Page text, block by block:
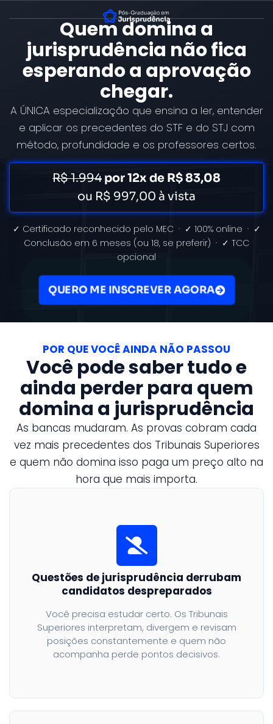
Quem domina a
jurisprudência não fica
esperando a aprovação
chegar.
A ÚNICA especialização que ensina a ler, entender
e aplicar os precedentes do STF e do STJ com
método, profundidade e os professores certos.
R$ 1.994 por 12x de R$ 83,08
ou R$ 997,00 à vista
✓ Certificado reconhecido pelo MEC · ✓ 100% online · ✓
Conclusão em 6 meses (ou 18, se preferir) · ✓ TCC
opcional
QUERO ME INSCREVER AGORA
POR QUE VOCÊ AINDA NÃO PASSOU
Você pode saber tudo e
ainda perder para quem
domina a jurisprudência
As bancas mudaram. As provas cobram cada
vez mais precedentes dos Tribunais Superiores
e quem não domina isso paga um preço alto na
hora que mais importa.
Questões de jurisprudência derrubam
candidatos despreparados
Você precisa estudar certo. Os Tribunais
Superiores interpretam, divergem e revisam
posições constantemente e quem não
acompanha perde pontos decisivos.